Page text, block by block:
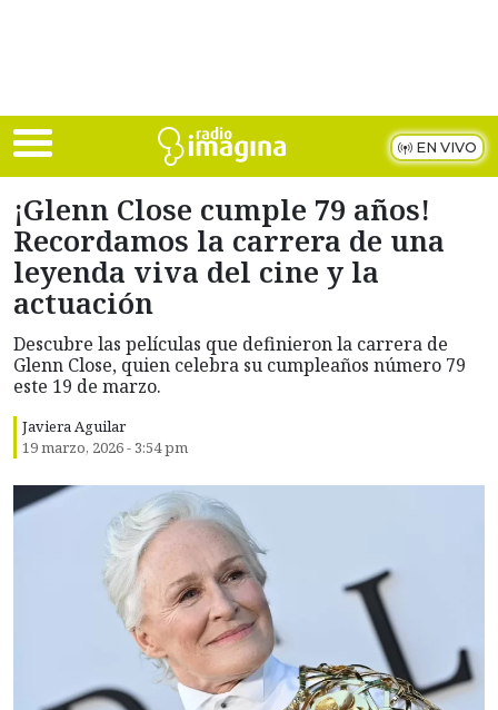
EN VIVO
¡Glenn Close cumple 79 años!
Recordamos la carrera de una
leyenda viva del cine y la
actuación
Descubre las películas que definieron la carrera de
Glenn Close, quien celebra su cumpleaños número 79
este 19 de marzo.
Javiera Aguilar
19 marzo, 2026 - 3:54 pm